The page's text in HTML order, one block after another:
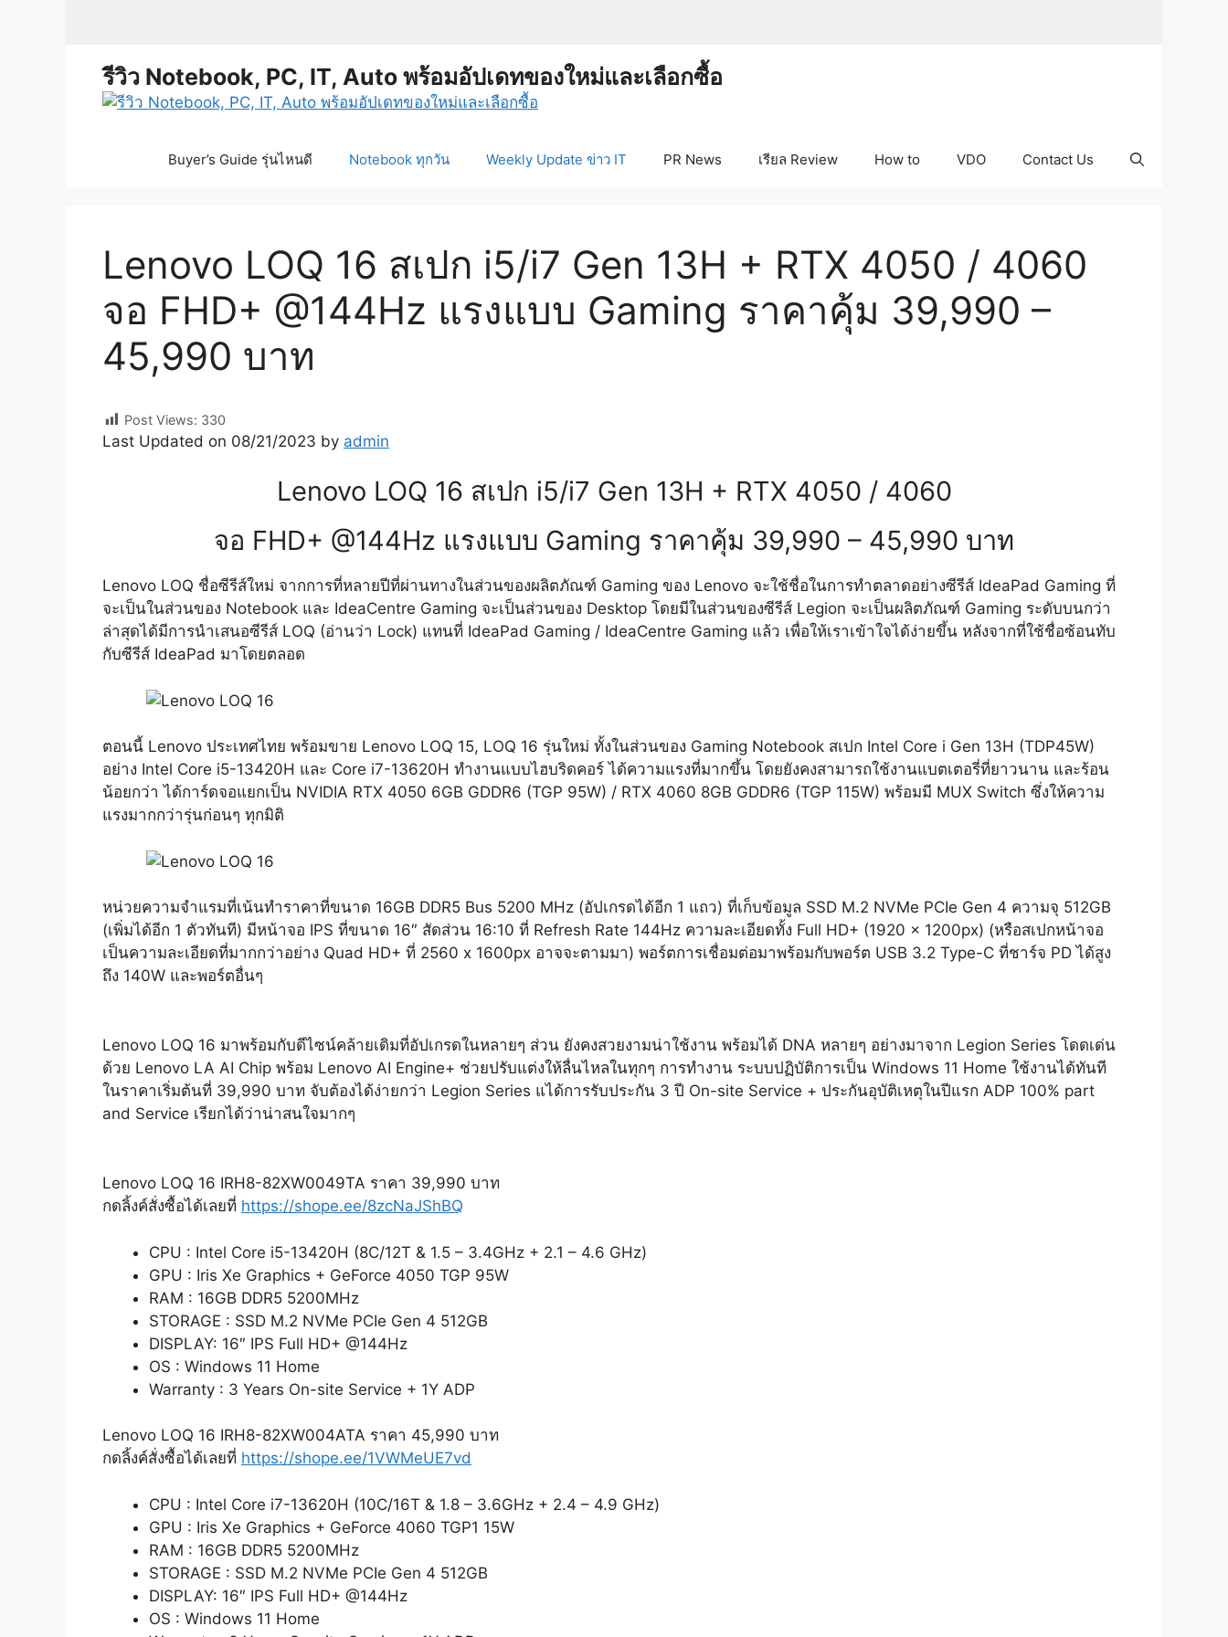
รีวิว Notebook, PC, IT, Auto พร้อมอัปเดทของใหม่และเลือกซื้อ
Buyer’s Guide รุ่นไหนดี Notebook ทุกวัน Weekly Update ข่าว IT PR News เรียล Review How to VDO Contact Us
Lenovo LOQ 16 สเปก i5/i7 Gen 13H + RTX 4050 / 4060
จอ FHD+ @144Hz แรงแบบ Gaming ราคาคุ้ม 39,990 –
45,990 บาท
Post Views: 330
Last Updated on 08/21/2023 by admin
Lenovo LOQ 16 สเปก i5/i7 Gen 13H + RTX 4050 / 4060
จอ FHD+ @144Hz แรงแบบ Gaming ราคาคุ้ม 39,990 – 45,990 บาท
Lenovo LOQ ชื่อซีรีส์ใหม่ จากการที่หลายปีที่ผ่านทางในส่วนของผลิตภัณฑ์ Gaming ของ Lenovo จะใช้ชื่อในการทำตลาดอย่างซีรีส์ IdeaPad Gaming ที่
จะเป็นในส่วนของ Notebook และ IdeaCentre Gaming จะเป็นส่วนของ Desktop โดยมีในส่วนของซีรีส์ Legion จะเป็นผลิตภัณฑ์ Gaming ระดับบนกว่า
ล่าสุดได้มีการนำเสนอซีรีส์ LOQ (อ่านว่า Lock) แทนที่ IdeaPad Gaming / IdeaCentre Gaming แล้ว เพื่อให้เราเข้าใจได้ง่ายขึ้น หลังจากที่ใช้ชื่อซ้อนทับ
กับซีรีส์ IdeaPad มาโดยตลอด
ตอนนี้ Lenovo ประเทศไทย พร้อมขาย Lenovo LOQ 15, LOQ 16 รุ่นใหม่ ทั้งในส่วนของ Gaming Notebook สเปก Intel Core i Gen 13H (TDP45W)
อย่าง Intel Core i5-13420H และ Core i7-13620H ทำงานแบบไฮบริดคอร์ ได้ความแรงที่มากขึ้น โดยยังคงสามารถใช้งานแบตเตอรี่ที่ยาวนาน และร้อน
น้อยกว่า ได้การ์ดจอแยกเป็น NVIDIA RTX 4050 6GB GDDR6 (TGP 95W) / RTX 4060 8GB GDDR6 (TGP 115W) พร้อมมี MUX Switch ซึ่งให้ความ
แรงมากกว่ารุ่นก่อนๆ ทุกมิติ
หน่วยความจำแรมที่เน้นทำราคาที่ขนาด 16GB DDR5 Bus 5200 MHz (อัปเกรดได้อีก 1 แถว) ที่เก็บข้อมูล SSD M.2 NVMe PCIe Gen 4 ความจุ 512GB
(เพิ่มได้อีก 1 ตัวทันที) มีหน้าจอ IPS ที่ขนาด 16″ สัดส่วน 16:10 ที่ Refresh Rate 144Hz ความละเอียดทั้ง Full HD+ (1920 x 1200px) (หรือสเปกหน้าจอ
เป็นความละเอียดที่มากกว่าอย่าง Quad HD+ ที่ 2560 x 1600px อาจจะตามมา) พอร์ตการเชื่อมต่อมาพร้อมกับพอร์ต USB 3.2 Type-C ที่ชาร์จ PD ได้สูง
ถึง 140W และพอร์ตอื่นๆ
Lenovo LOQ 16 มาพร้อมกับดีไซน์คล้ายเดิมที่อัปเกรดในหลายๆ ส่วน ยังคงสวยงามน่าใช้งาน พร้อมได้ DNA หลายๆ อย่างมาจาก Legion Series โดดเด่น
ด้วย Lenovo LA AI Chip พร้อม Lenovo AI Engine+ ช่วยปรับแต่งให้ลื่นไหลในทุกๆ การทำงาน ระบบปฏิบัติการเป็น Windows 11 Home ใช้งานได้ทันที
ในราคาเริ่มต้นที่ 39,990 บาท จับต้องได้ง่ายกว่า Legion Series แได้การรับประกัน 3 ปี On-site Service + ประกันอุบัติเหตุในปีแรก ADP 100% part
and Service เรียกได้ว่าน่าสนใจมากๆ
Lenovo LOQ 16 IRH8-82XW0049TA ราคา 39,990 บาท
กดลิ้งค์สั่งซื้อได้เลยที่ https://shope.ee/8zcNaJShBQ
CPU : Intel Core i5-13420H (8C/12T & 1.5 – 3.4GHz + 2.1 – 4.6 GHz)
GPU : Iris Xe Graphics + GeForce 4050 TGP 95W
RAM : 16GB DDR5 5200MHz
STORAGE : SSD M.2 NVMe PCIe Gen 4 512GB
DISPLAY: 16″ IPS Full HD+ @144Hz
OS : Windows 11 Home
Warranty : 3 Years On-site Service + 1Y ADP
Lenovo LOQ 16 IRH8-82XW004ATA ราคา 45,990 บาท
กดลิ้งค์สั่งซื้อได้เลยที่ https://shope.ee/1VWMeUE7vd
CPU : Intel Core i7-13620H (10C/16T & 1.8 – 3.6GHz + 2.4 – 4.9 GHz)
GPU : Iris Xe Graphics + GeForce 4060 TGP1 15W
RAM : 16GB DDR5 5200MHz
STORAGE : SSD M.2 NVMe PCIe Gen 4 512GB
DISPLAY: 16″ IPS Full HD+ @144Hz
OS : Windows 11 Home